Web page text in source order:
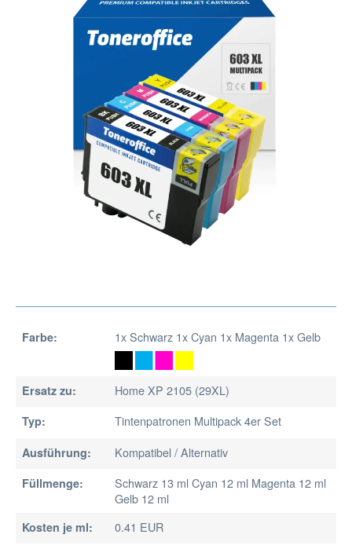
Farbe: 1x Schwarz 1x Cyan 1x Magenta 1x Gelb
Ersatz zu: Home XP 2105 (29XL)
Typ: Tintenpatronen Multipack 4er Set
Ausführung: Kompatibel / Alternativ
Füllmenge:
Schwarz 13 ml Cyan 12 ml Magenta 12 ml
Gelb 12 ml
Kosten je ml: 0.41 EUR